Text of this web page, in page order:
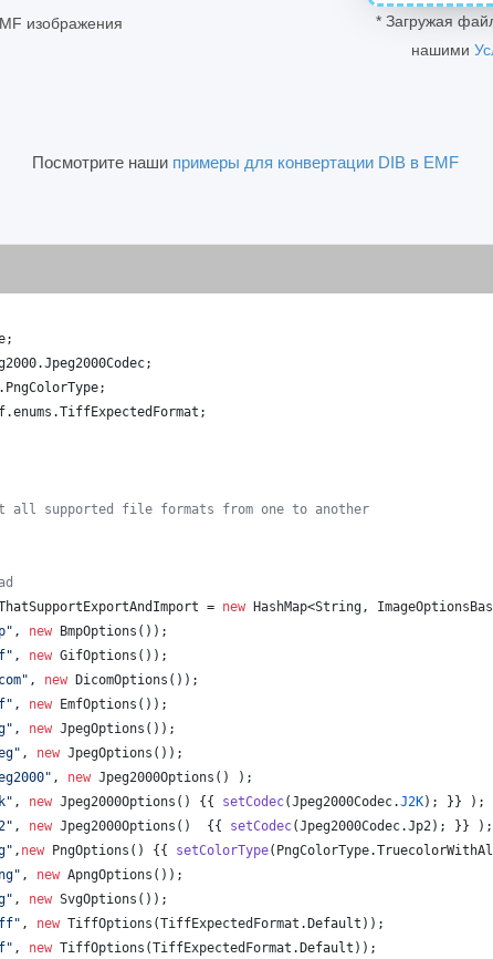
изображения
* Загружая
нашими
Посмотрите наши примеры для конвертации DIB в EMF
;
.Jpeg2000Codec;
. PngColorType;
.enums .TiffExpectedFormat ;
all supported file formats from one to another
= new HashMap<String,
, new BmpOptions ());
, new GifOptions ());
, new DicomOptions ());
, new EmfOptions ());
, new JpegOptions ());
, new JpegOptions ());
, new Jpeg2000Options () );
, new Jpeg2000Options () {{ setCodec(Jpeg2000Codec.J2K); }} );
, new Jpeg2000Options ()  {{ setCodec(Jpeg2000Codec.Jp2); }} );
, new PngOptions () {{ setColorType( PngColorType.
, new ApngOptions ());
, new SvgOptions ());
, new TiffOptions (TiffExpectedFormat . Default ));
, new TiffOptions (TiffExpectedFormat . Default ));